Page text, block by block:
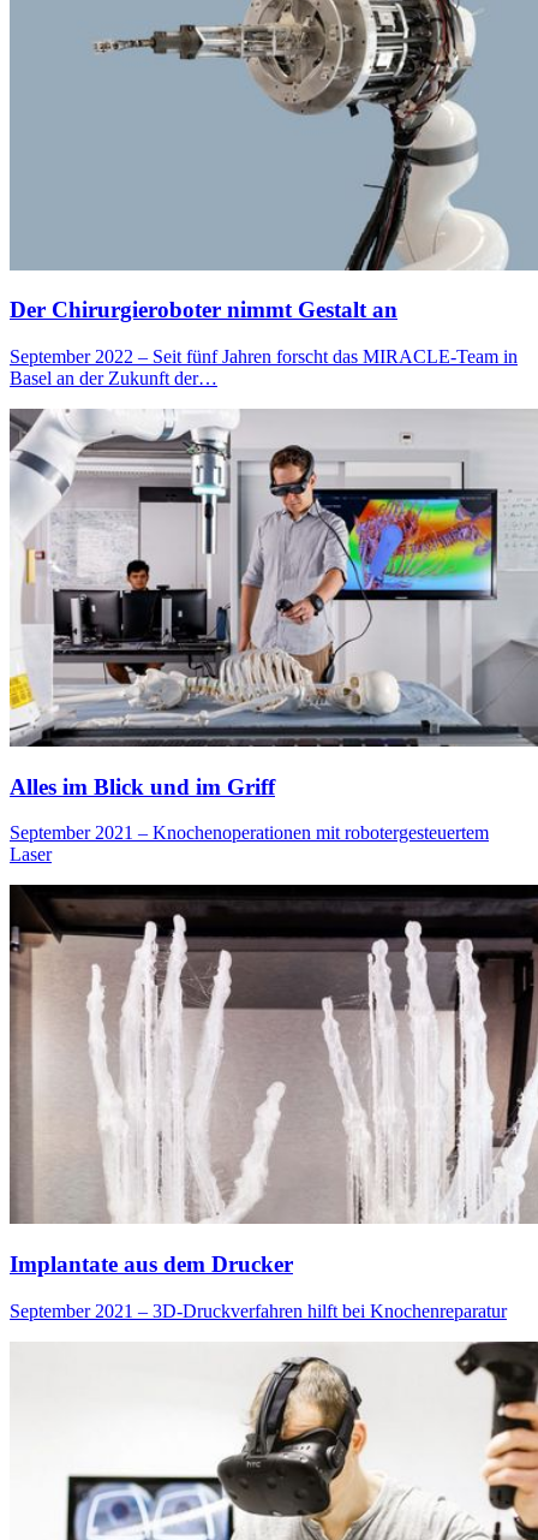
Der Chirurgie­roboter nimmt Gestalt an
September 2022 – Seit fünf Jahren forscht das MIRACLE-Team in
Basel an der Zukunft der…
Alles im Blick und im Griff
September 2021 – Knochenoperationen mit robotergesteuertem
Laser
Implantate aus dem Drucker
September 2021 – 3D-Druckverfahren hilft bei Knochenreparatur